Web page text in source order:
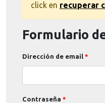
click en recuperar
Formulario
Dirección de email
Contraseña